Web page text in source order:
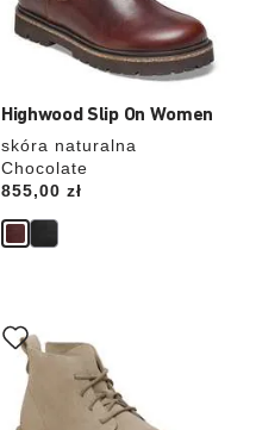
Highwood Slip On Women
skóra naturalna
Chocolate
Price:
855,00 zł
koloru
spowoduje
zmianę
zdjęcia
produktu